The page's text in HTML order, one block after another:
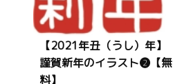
【2021年丑（うし）年】
謹賀新年のイラスト❷【無
料】